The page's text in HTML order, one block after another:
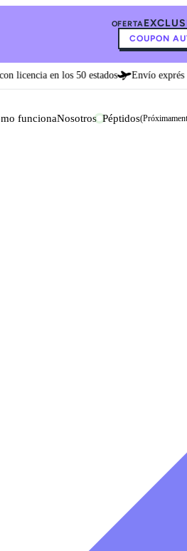
OFERTA
COUPON
licencia en los 50 estados Envío exprés
funcionaNosotros Péptidos